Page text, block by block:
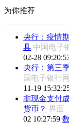
为你推荐
央行：疫情
具 中国电子
02-28
央行：第三
国电子银行
11-19
非现金支付
货币？ 界面
02 10:27:59